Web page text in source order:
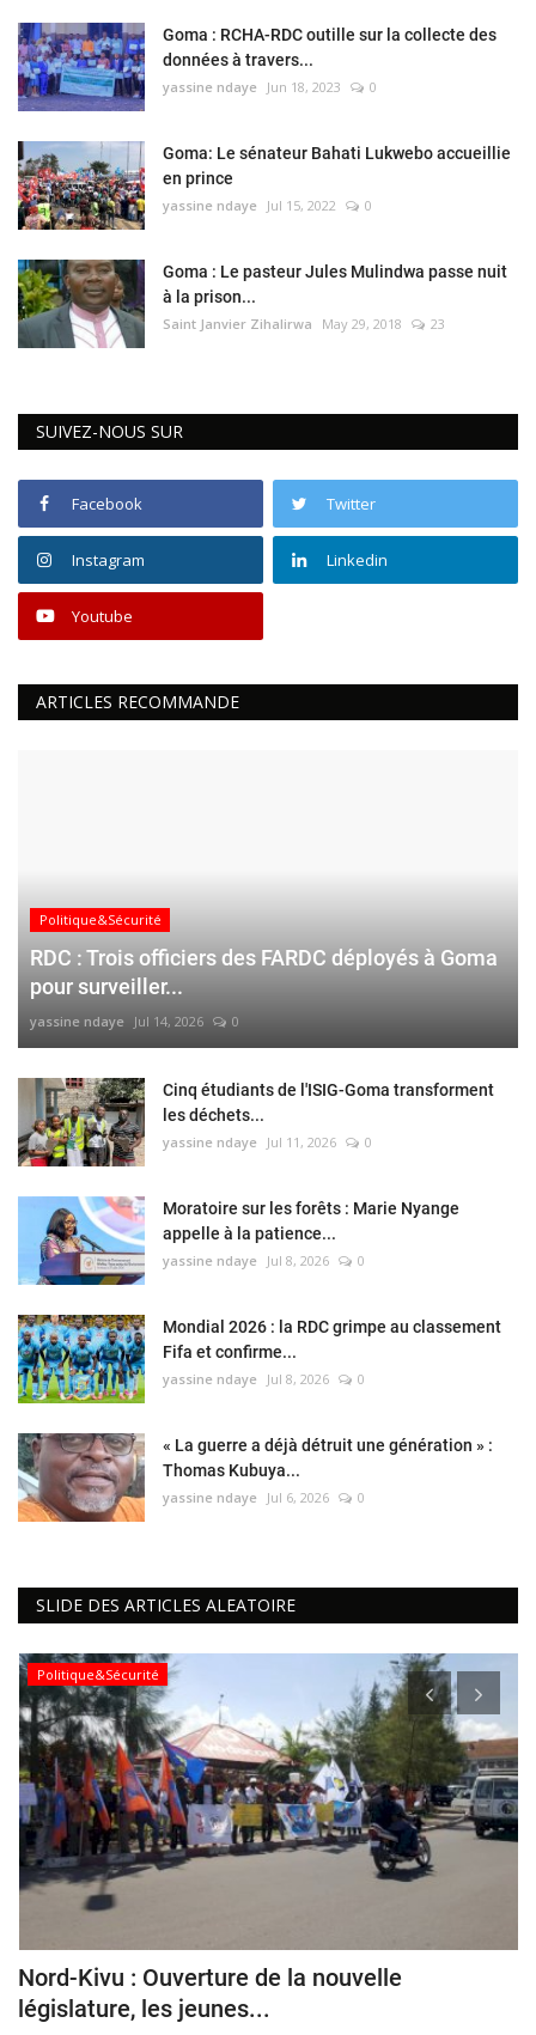
Goma : RCHA-RDC outille sur la collecte des
données à travers...
yassine ndaye Jun 18, 2023 0
Goma: Le sénateur Bahati Lukwebo accueillie
en prince
yassine ndaye Jul 15, 2022 0
Goma : Le pasteur Jules Mulindwa passe nuit
à la prison...
Saint Janvier Zihalirwa May 29, 2018 23
SUIVEZ-NOUS SUR
Facebook Twitter
Instagram Linkedin
Youtube
ARTICLES RECOMMANDE
Politique&Sécurité
RDC : Trois officiers des FARDC déployés à Goma
pour surveiller...
yassine ndaye Jul 14, 2026 0
Cinq étudiants de l'ISIG-Goma transforment
les déchets...
yassine ndaye Jul 11, 2026 0
Moratoire sur les forêts : Marie Nyange
appelle à la patience...
yassine ndaye Jul 8, 2026 0
Mondial 2026 : la RDC grimpe au classement
Fifa et confirme...
yassine ndaye Jul 8, 2026 0
« La guerre a déjà détruit une génération » :
Thomas Kubuya...
yassine ndaye Jul 6, 2026 0
SLIDE DES ARTICLES ALEATOIRE
Politique&Sécurité
Nord-Kivu : Ouverture de la nouvelle
législature, les jeunes...